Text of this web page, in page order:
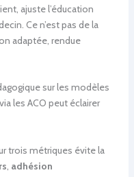
ajuste l’éducation
Ce n’est pas de la
adaptée, rendue
sur les modèles
les ACO peut éclairer
trois métriques évite la
adhésion